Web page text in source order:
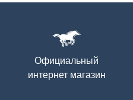
Официальный
интернет магазин